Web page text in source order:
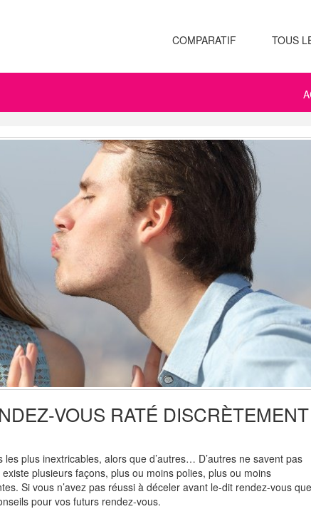
COMPARATIF TOUS
VOUS RATÉ DISCRÈTEMENT
plus inextricables, alors que d’autres… D’autres ne savent pas
existe plusieurs façons, plus ou moins polies, plus ou moins
Si vous n’avez pas réussi à déceler avant le-dit rendez-vous que
pour vos futurs rendez-vous.